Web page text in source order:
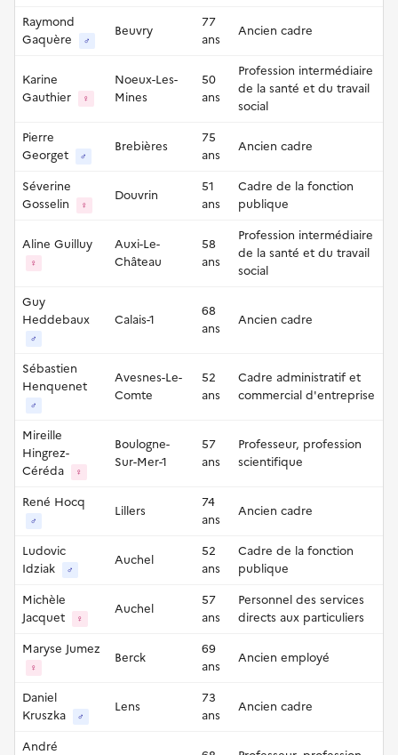
Raymond
Gaquère
♂
Beuvry
77
ans
Ancien cadre
Karine
Gauthier
♀
Noeux-Les-
Mines
50
ans
Profession intermédiaire
de la santé et du travail
social
Pierre
Georget
♂
Brebières
75
ans
Ancien cadre
Séverine
Gosselin
♀
Douvrin
51
ans
Cadre de la fonction
publique
Aline Guilluy
♀
Auxi-Le-
Château
58
ans
Profession intermédiaire
de la santé et du travail
social
Guy
Heddebaux
♂
Calais-1
68
ans
Ancien cadre
Sébastien
Henquenet
♂
Avesnes-Le-
Comte
52
ans
Cadre administratif et
commercial d'entreprise
Mireille
Hingrez-
Céréda
♀
Boulogne-
Sur-Mer-1
57
ans
Professeur, profession
scientifique
René Hocq
♂
Lillers
74
ans
Ancien cadre
Ludovic
Idziak
♂
Auchel
52
ans
Cadre de la fonction
publique
Michèle
Jacquet
♀
Auchel
57
ans
Personnel des services
directs aux particuliers
Maryse Jumez
♀
Berck
69
ans
Ancien employé
Daniel
Kruszka
♂
Lens
73
ans
Ancien cadre
André